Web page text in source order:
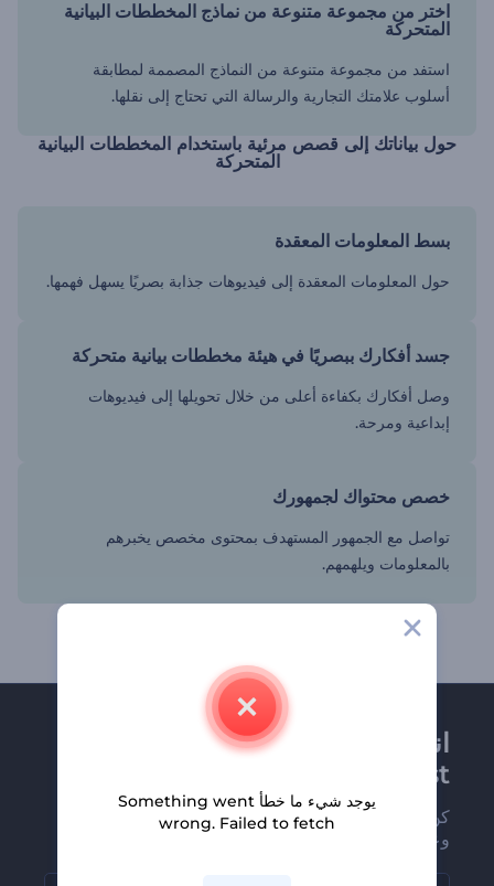
اختر من مجموعة متنوعة من نماذج المخططات البيانية
المتحركة
استفد من مجموعة متنوعة من النماذج المصممة لمطابقة
أسلوب علامتك التجارية والرسالة التي تحتاج إلى نقلها.
حول بياناتك إلى قصص مرئية باستخدام المخططات البيانية
المتحركة
بسط المعلومات المعقدة
حول المعلومات المعقدة إلى فيديوهات جذابة بصريًا يسهل فهمها.
جسد أفكارك ببصريًا في هيئة مخططات بيانية متحركة
وصل أفكارك بكفاءة أعلى من خلال تحويلها إلى فيديوهات
إبداعية ومرحة.
خصص محتواك لجمهورك
تواصل مع الجمهور المستهدف بمحتوى مخصص يخبرهم
بالمعلومات ويلهمهم.
انضم إلى نشرة
Renderforest الإخبارية
كن من بين أوائل من يستلمون أحدث أخبارنا
وعروضنا
يوجد شيء ما خطأ Something went
wrong. Failed to fetch